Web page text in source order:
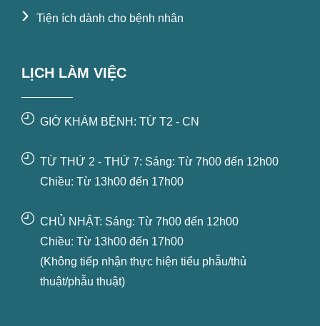
› Tiện ích dành cho bệnh nhân
LỊCH LÀM VIỆC
GIỜ KHÁM BỆNH: TỪ T2 - CN
TỪ THỨ 2 - THỨ 7: Sáng: Từ 7h00 đến 12h00
Chiều: Từ 13h00 đến 17h00
CHỦ NHẬT: Sáng: Từ 7h00 đến 12h00
Chiều: Từ 13h00 đến 17h00
(Không tiếp nhận thực hiện tiểu phẫu/thủ
thuật/phẫu thuật)